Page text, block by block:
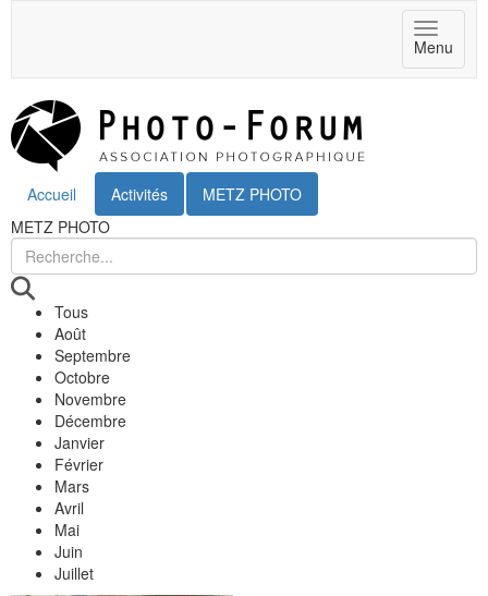
Toggle
Menu
Accueil Activités
METZ PHOTO
METZ PHOTO
Tous
Août
Septembre
Octobre
Novembre
Décembre
Janvier
Février
Mars
Avril
Mai
Juin
Juillet